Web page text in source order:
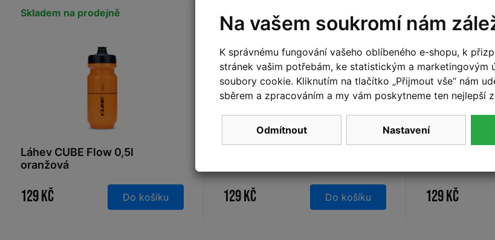
Skladem na prodejně
Láhev CUBE Flow 0,5l
oranžová
129 Kč Do košíku
Skladem na prodejně
129 Kč Do košíku
Skladem na
129 Kč
Na vašem soukromí nám
K správnému fungování vašeho oblíbeného e-shopu, k
stránek vašim potřebám, ke statistickým a marketingovým
soubory cookie. Kliknutím na tlačítko „Přijmout vše“ nám
sběrem a zpracováním a my vám poskytneme ten nejlepší
Odmítnout Nastavení